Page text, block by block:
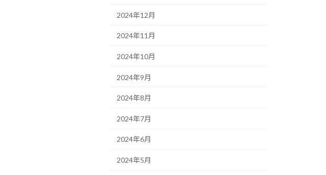
2024年12月
2024年11月
2024年10月
2024年9月
2024年8月
2024年7月
2024年6月
2024年5月